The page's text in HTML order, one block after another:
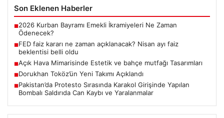
Son Eklenen Haberler
■2026 Kurban Bayramı Emekli İkramiyeleri Ne Zaman
Ödenecek?
■FED faiz kararı ne zaman açıklanacak? Nisan ayı faiz
beklentisi belli oldu
■Açık Hava Mimarisinde Estetik ve bahçe mutfağı Tasarımları
■Dorukhan Toköz’ün Yeni Takımı Açıklandı
■Pakistan’da Protesto Sırasında Karakol Girişinde Yapılan
Bombalı Saldırıda Can Kaybı ve Yaralanmalar